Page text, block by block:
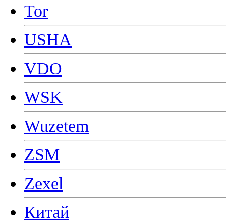
Tor
USHA
VDO
WSK
Wuzetem
ZSM
Zexel
Китай